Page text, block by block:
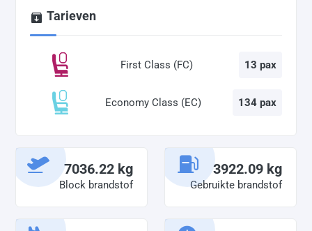
Tarieven
First Class (FC) 13 pax
Economy Class (EC) 134 pax
7036.22 kg
Block brandstof
3922.09 kg
Gebruikte brandstof